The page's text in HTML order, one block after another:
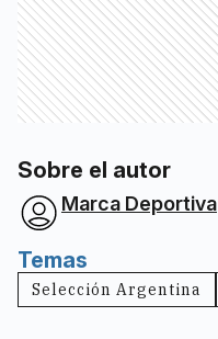
Sobre el autor
Marca Deportiva
Temas
Selección Argentina